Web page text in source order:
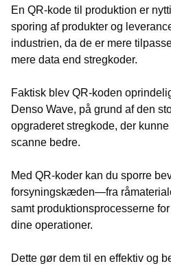
En QR-kode til produktion er
sporing af produkter og
industrien, da de er mere
mere data end stregkoder.
Faktisk blev QR-koden
Denso Wave, på grund af den
opgraderet stregkode, der
scanne bedre.
Med QR-koder kan du sporre
forsyningskæden—fra
samt produktionsprocesserne
dine operationer.
Dette gør dem til en effektiv og